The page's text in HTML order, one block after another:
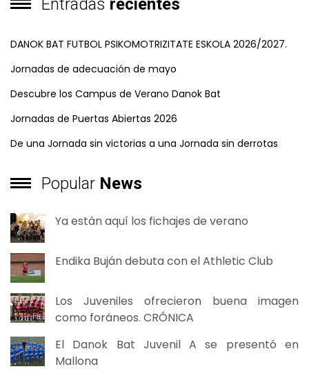
Entradas recientes
DANOK BAT FUTBOL PSIKOMOTRIZITATE ESKOLA 2026/2027.
Jornadas de adecuación de mayo
Descubre los Campus de Verano Danok Bat
Jornadas de Puertas Abiertas 2026
De una Jornada sin victorias a una Jornada sin derrotas
Popular News
Ya están aquí los fichajes de verano
Endika Buján debuta con el Athletic Club
Los Juveniles ofrecieron buena imagen
como foráneos. CRÓNICA
El Danok Bat Juvenil A se presentó en
Mallona